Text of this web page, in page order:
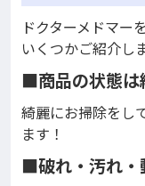
ドクターメドマー
いくつかご紹介し
■商品の状態は
綺麗にお掃除をし
ます！
■破れ・汚れ・